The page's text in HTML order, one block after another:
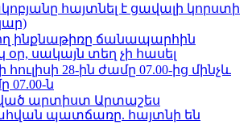
հայտնել է ցավալի կորստի
ինքնաթիռը ճանապարհին
օր, սակայն տեղ չի հասել
հուլիսի 28-ին ժամը 07.00-ից մինչև
07.00-ն
արտիստ Արտաշես
պատճառը. հայտնի են